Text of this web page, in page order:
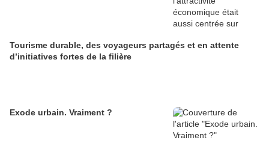
Tourisme durable, des voyageurs partagés et en attente
d’initiatives fortes de la filière
Exode urbain. Vraiment ?